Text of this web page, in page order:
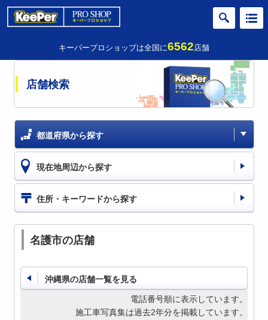
キーパープロショップは全国に6562店舗
店舗検索
都道府県から探す
現在地周辺から探す
住所・キーワードから探す
名護市の店舗
沖縄県の店舗一覧を見る
電話番号順に表示しています。
施工車写真集は過去2年分を掲載しています。